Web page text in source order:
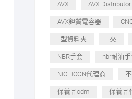
AVX AVX Distributor
AVX鉭質電容器
L型資料夾 L夾
NBR手套 nbr耐油手
NICHICON代理商
保養品odm 保養品